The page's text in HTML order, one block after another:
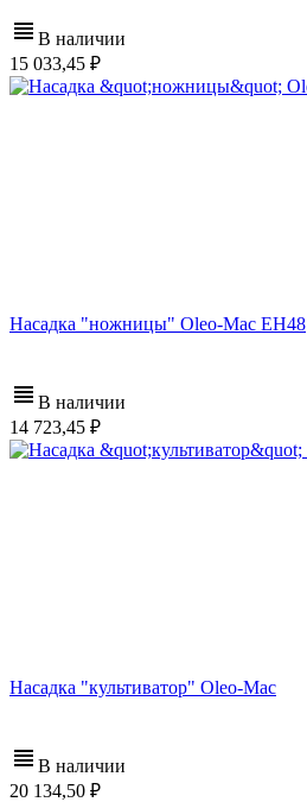
В наличии
15 033,45
Насадка "ножницы" Oleo-Mac EH48
В наличии
14 723,45
Насадка "культиватор" Oleo-Mac
В наличии
20 134,50